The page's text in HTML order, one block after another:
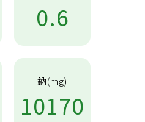
0.6
鈉(mg)
10170